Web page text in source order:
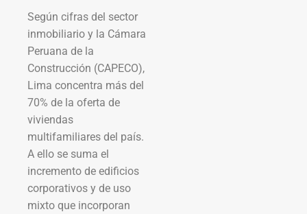
Según cifras del sector
inmobiliario y la Cámara
Peruana de la
Construcción (CAPECO),
Lima concentra más del
70% de la oferta de
viviendas
multifamiliares del país.
A ello se suma el
incremento de edificios
corporativos y de uso
mixto que incorporan